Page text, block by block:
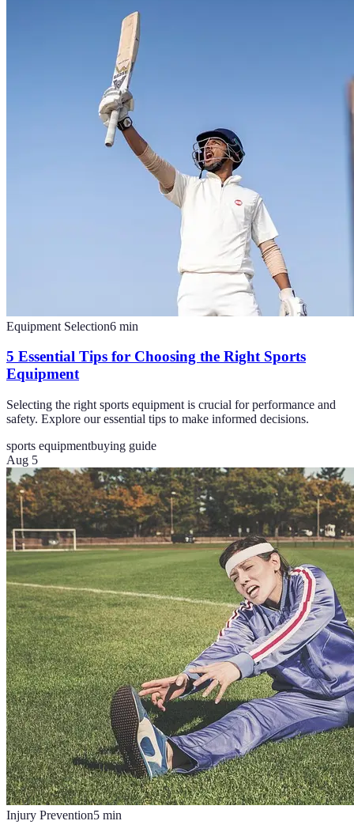
Equipment Selection6 min
5 Essential Tips for Choosing the Right Sports
Equipment
Selecting the right sports equipment is crucial for performance and
safety. Explore our essential tips to make informed decisions.
sports equipmentbuying guide
Aug 5
Injury Prevention5 min